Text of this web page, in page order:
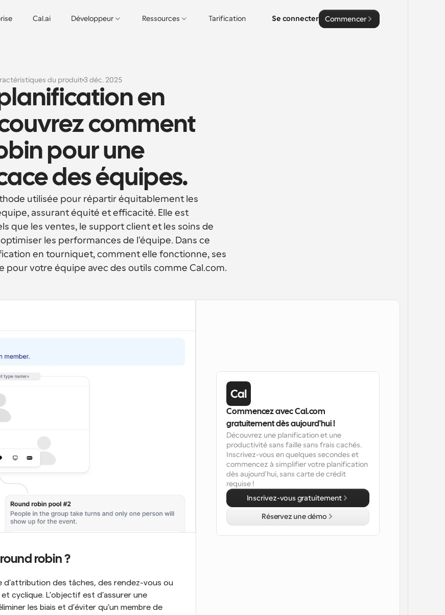
Cal.ai Développeur Ressources Tarification Se connecter Commencer
du produit3 déc. 2025
en
comment
pour une
des équipes.
utilisée pour répartir équitablement les
assurant équité et efficacité. Elle est
que les ventes, le support client et les soins de
les performances de l'équipe. Dans ce
en tourniquet, comment elle fonctionne, ses
votre équipe avec des outils comme Cal.com.
robin ?
des tâches, des rendez-vous ou
cyclique. L’objectif est d’assurer une
les biais et d’éviter qu’un membre de
Commencez avec Cal.com
gratuitement dès aujourd'hui !
Découvrez une planification et une
productivité sans faille sans frais cachés.
Inscrivez-vous en quelques secondes et
commencez à simplifier votre planification
dès aujourd'hui, sans carte de crédit
requise !
Inscrivez-vous gratuitement
Réservez une démo